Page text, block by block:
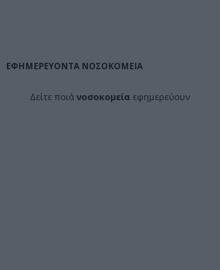
ΕΦΗΜΕΡΕΥΟΝΤΑ ΝΟΣΟΚΟΜΕΙΑ
Δείτε ποιά νοσοκομεία εφημερεύουν